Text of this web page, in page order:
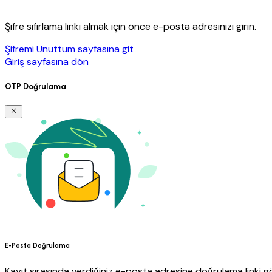
Şifre sıfırlama linki almak için önce e-posta adresinizi girin.
Şifremi Unuttum sayfasına git
Giriş sayfasına dön
OTP Doğrulama
E-Posta Doğrulama